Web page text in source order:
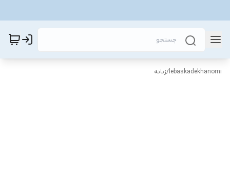
lebaskadekhanomi
/زنانه